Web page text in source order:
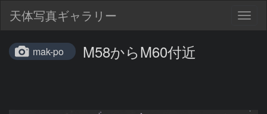
天体写真ギャラリー
mak-po M58からM60付近